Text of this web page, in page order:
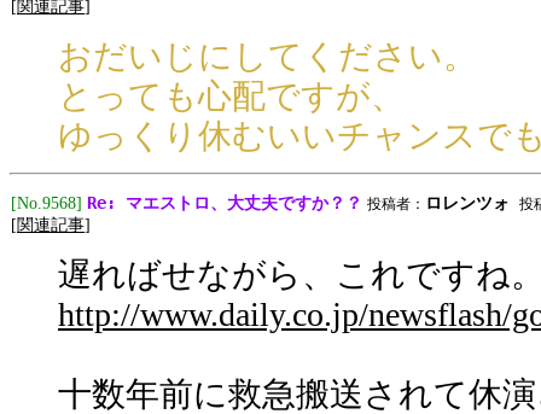
[関連記事]
おだいじにしてください。
とっても心配ですが、
ゆっくり休むいいチャンスで
[No.9568] Re: マエストロ、大丈夫ですか？？ 投稿者： ロレンツォ 投
[関連記事]
遅ればせながら、これですね
http://www.daily.co.jp/newsflash/
十数年前に救急搬送されて休